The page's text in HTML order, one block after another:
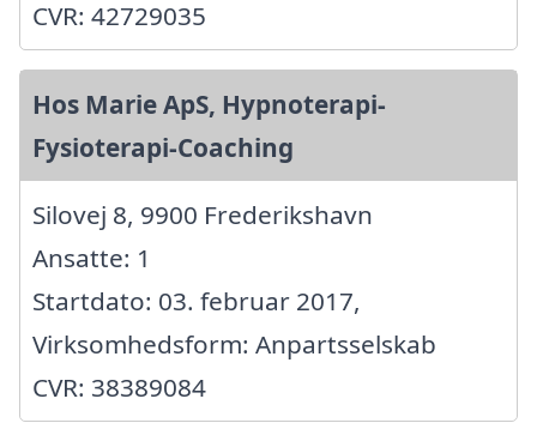
CVR: 42729035
Hos Marie ApS, Hypnoterapi-
Fysioterapi-Coaching
Silovej 8, 9900 Frederikshavn
Ansatte: 1
Startdato: 03. februar 2017,
Virksomhedsform: Anpartsselskab
CVR: 38389084